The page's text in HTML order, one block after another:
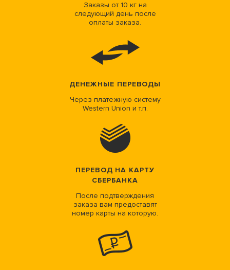
Заказы от 10 кг на
следующий день после
оплаты заказа.
ДЕНЕЖНЫЕ ПЕРЕВОДЫ
Через платежную систему
Western Union и т.п.
ПЕРЕВОД НА КАРТУ
СБЕРБАНКА
После подтверждения
заказа вам предоставят
номер карты на которую.